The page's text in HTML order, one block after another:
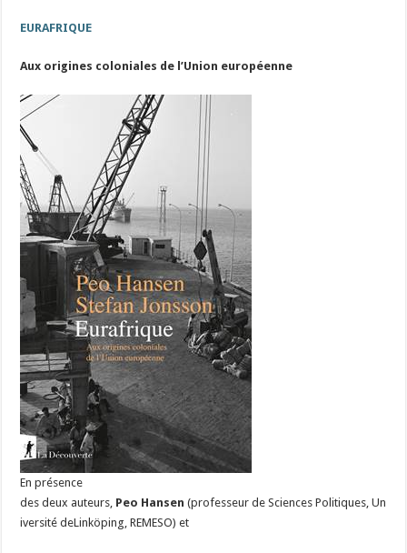
EURAFRIQUE
Aux origines coloniales de l’Union européenne
En présence
des deux auteurs, Peo Hansen(professeur de Sciences Politiques, Un
iversité deLinköping, REMESO) et